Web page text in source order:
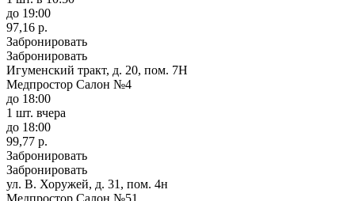
до 19:00
97,16 р.
Забронировать
Забронировать
Игуменский тракт, д. 20, пом. 7Н
Медпростор Салон №4
до 18:00
1 шт. вчера
до 18:00
99,77 р.
Забронировать
Забронировать
ул. В. Хоружей, д. 31, пом. 4н
Медпростор Салон №51